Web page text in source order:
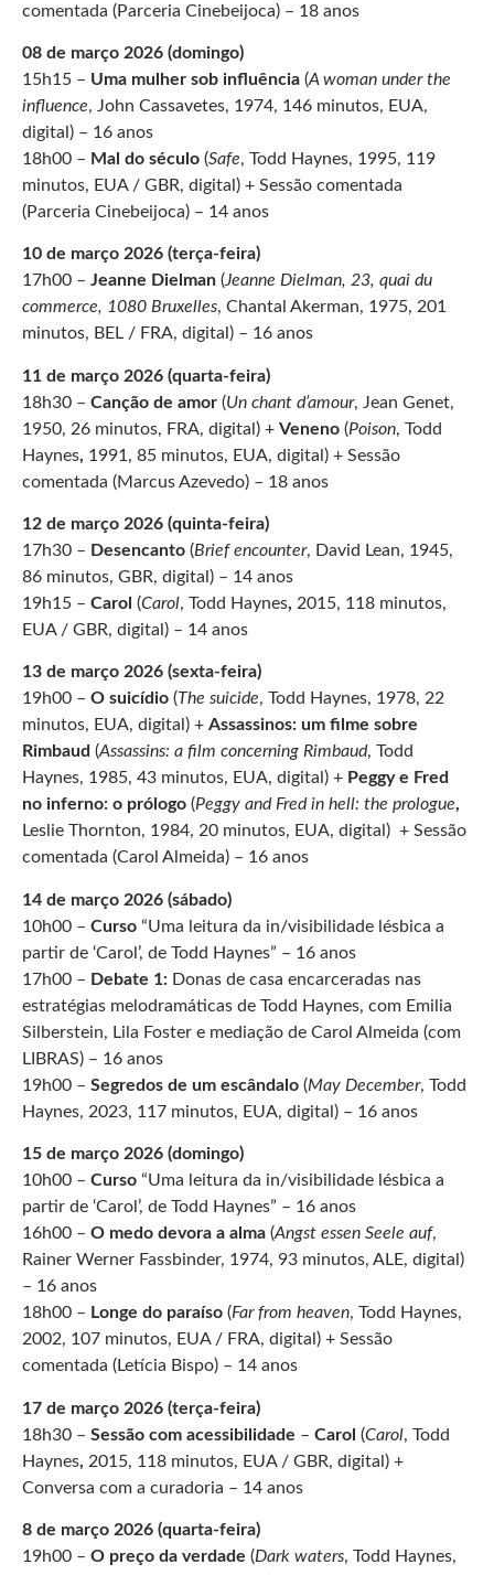
comentada (Parceria Cinebeijoca) – 18 anos
08 de março 2026 (domingo)
15h15 – Uma mulher sob influência (A woman under the
influence, John Cassavetes, 1974, 146 minutos, EUA,
digital) – 16 anos
18h00 – Mal do século (Safe, Todd Haynes, 1995, 119
minutos, EUA / GBR, digital) + Sessão comentada
(Parceria Cinebeijoca) – 14 anos
10 de março 2026 (terça-feira)
17h00 – Jeanne Dielman (Jeanne Dielman, 23, quai du
commerce, 1080 Bruxelles, Chantal Akerman, 1975, 201
minutos, BEL / FRA, digital) – 16 anos
11 de março 2026 (quarta-feira)
18h30 – Canção de amor (Un chant d’amour, Jean Genet,
1950, 26 minutos, FRA, digital) + Veneno (Poison, Todd
Haynes, 1991, 85 minutos, EUA, digital) + Sessão
comentada (Marcus Azevedo) – 18 anos
12 de março 2026 (quinta-feira)
17h30 – Desencanto (Brief encounter, David Lean, 1945,
86 minutos, GBR, digital) – 14 anos
19h15 – Carol (Carol, Todd Haynes, 2015, 118 minutos,
EUA / GBR, digital) – 14 anos
13 de março 2026 (sexta-feira)
19h00 – O suicídio (The suicide, Todd Haynes, 1978, 22
minutos, EUA, digital) + Assassinos: um filme sobre
Rimbaud (Assassins: a film concerning Rimbaud, Todd
Haynes, 1985, 43 minutos, EUA, digital) + Peggy e Fred
no inferno: o prólogo (Peggy and Fred in hell: the prologue,
Leslie Thornton, 1984, 20 minutos, EUA, digital) + Sessão
comentada (Carol Almeida) – 16 anos
14 de março 2026 (sábado)
10h00 – Curso “Uma leitura da in/visibilidade lésbica a
partir de ‘Carol’, de Todd Haynes” – 16 anos
17h00 – Debate 1: Donas de casa encarceradas nas
estratégias melodramáticas de Todd Haynes, com Emilia
Silberstein, Lila Foster e mediação de Carol Almeida (com
LIBRAS) – 16 anos
19h00 – Segredos de um escândalo (May December, Todd
Haynes, 2023, 117 minutos, EUA, digital) – 16 anos
15 de março 2026 (domingo)
10h00 – Curso “Uma leitura da in/visibilidade lésbica a
partir de ‘Carol’, de Todd Haynes” – 16 anos
16h00 – O medo devora a alma (Angst essen Seele auf,
Rainer Werner Fassbinder, 1974, 93 minutos, ALE, digital)
– 16 anos
18h00 – Longe do paraíso (Far from heaven, Todd Haynes,
2002, 107 minutos, EUA / FRA, digital) + Sessão
comentada (Letícia Bispo) – 14 anos
17 de março 2026 (terça-feira)
18h30 – Sessão com acessibilidade – Carol (Carol, Todd
Haynes, 2015, 118 minutos, EUA / GBR, digital) +
Conversa com a curadoria – 14 anos
8 de março 2026 (quarta-feira)
19h00 – O preço da verdade (Dark waters, Todd Haynes,